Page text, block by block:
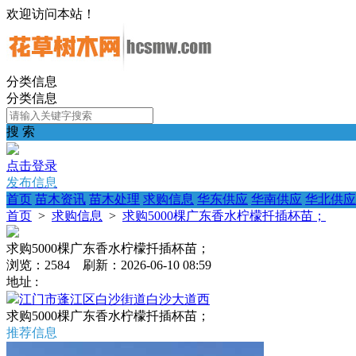
欢迎访问本站！
分类信息
分类信息
搜 索
点击登录
发布信息
首页 苗木资讯 苗木处理 求购信息 华东供应 华南供应 华北供应
首页 > 求购信息 > 求购5000棵广东香水柠檬扦插杯苗；
求购5000棵广东香水柠檬扦插杯苗；
浏览：2584 刷新：2026-06-10 08:59
地址 :
江门市蓬江区白沙街道白沙大道西
求购5000棵广东香水柠檬扦插杯苗；
推荐信息